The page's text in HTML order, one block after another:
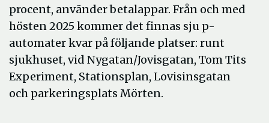
procent, använder betalappar. Från och med
hösten 2025 kommer det finnas sju p-
automater kvar på följande platser: runt
sjukhuset, vid Nygatan/Jovisgatan, Tom Tits
Experiment, Stationsplan, Lovisinsgatan
och parkeringsplats Mörten.